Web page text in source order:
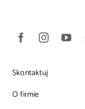
Skontaktuj
O firmie